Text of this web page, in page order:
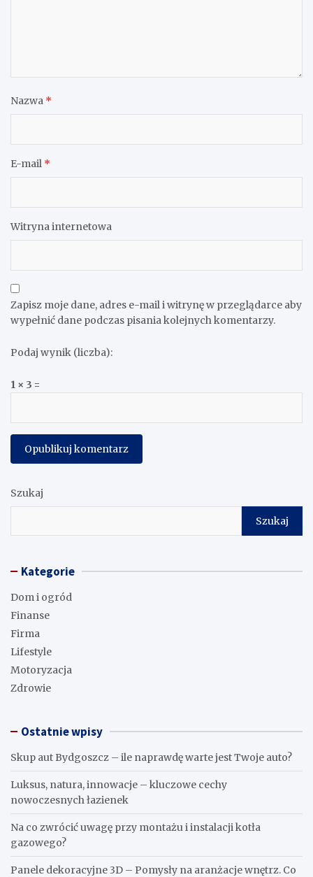
Nazwa *
E-mail *
Witryna internetowa
Zapisz moje dane, adres e-mail i witrynę w przeglądarce aby
wypełnić dane podczas pisania kolejnych komentarzy.
Podaj wynik (liczba):
1 × 3 =
Szukaj
Szukaj
Kategorie
Dom i ogród
Finanse
Firma
Lifestyle
Motoryzacja
Zdrowie
Ostatnie wpisy
Skup aut Bydgoszcz – ile naprawdę warte jest Twoje auto?
Luksus, natura, innowacje – kluczowe cechy
nowoczesnych łazienek
Na co zwrócić uwagę przy montażu i instalacji kotła
gazowego?
Panele dekoracyjne 3D – Pomysły na aranżacje wnętrz. Co